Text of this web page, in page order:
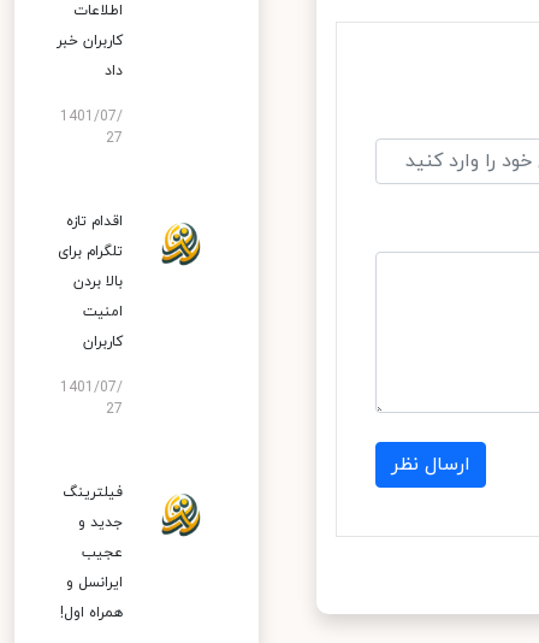
ارسال نظر
اطلاعات
کاربران خبر
داد
1401/07/
27
اقدام تازه
تلگرام برای
بالا بردن
امنیت
کاربران
1401/07/
27
فیلترینگ
جدید و
عجیب
ایرانسل و
همراه اول!